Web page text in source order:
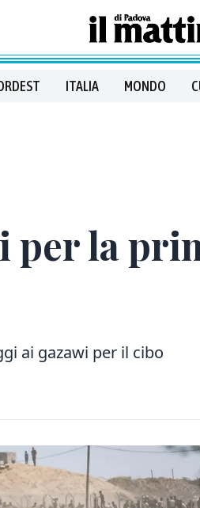
ITALIA MONDO
per la
ai gazawi per il cibo